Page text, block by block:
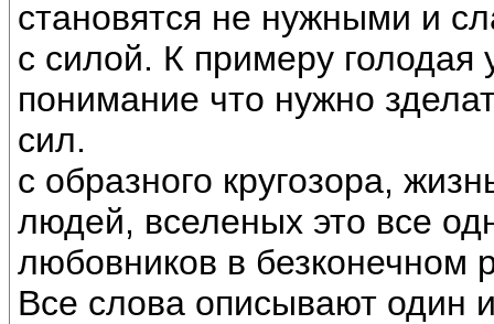
становятся не нужными и
с силой. К примеру голодая
понимание что нужно
сил.
с образного кругозора,
людей, вселеных это все
любовников в безконечном
Все слова описывают один